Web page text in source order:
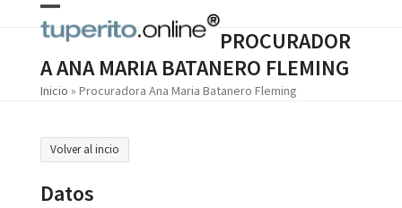
Open
mobile
menu
Close
mobile
menu
PROCURADOR
A ANA MARIA BATANERO FLEMING
Inicio » Procuradora Ana Maria Batanero Fleming
Volver al incio
Datos